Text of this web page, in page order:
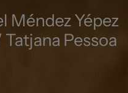
Méndez Yépez
Pessoa